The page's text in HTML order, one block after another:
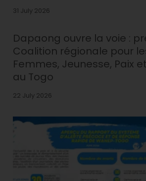
31 July 2026
Dapaong ouvre la voie :
Coalition régionale pour
Femmes, Jeunesse, Paix
au Togo
22 July 2026